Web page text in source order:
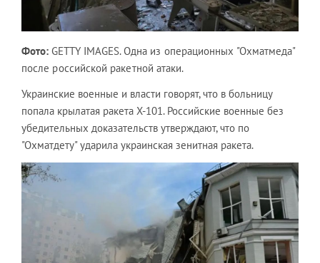
Фото: GETTY IMAGES.Одна из операционных "Охматмеда"
после российской ракетной атаки.
Украинские военные и власти говорят, что в больницу
попала крылатая ракета Х-101. Российские военные без
убедительных доказательств утверждают, что по
"Охматдету" ударила украинская зенитная ракета.